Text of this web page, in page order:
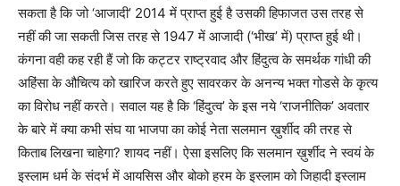
सकता है कि जो ‘आजादी’ 2014 में प्राप्त हुई है उसकी हिफाजत उस तरह से
नहीं की जा सकती जिस तरह से 1947 में आजादी (‘भीख’ में) प्राप्त हुई थी।
कंगना वही कह रही हैं जो कि कट्टर राष्ट्रवाद और हिंदुत्व के समर्थक गांधी की
अहिंसा के औचित्य को खारिज करते हुए सावरकर के अनन्य भक्त गोडसे के कृत्य
का विरोध नहीं करते। सवाल यह है कि ‘हिंदुत्व’ के इस नये ‘राजनीतिक’ अवतार
के बारे में क्या कभी संघ या भाजपा का कोई नेता सलमान ख़ुर्शीद की तरह से
किताब लिखना चाहेगा? शायद नहीं। ऐसा इसलिए कि सलमान ख़ुर्शीद ने स्वयं के
इस्लाम धर्म के संदर्भ में आयसिस और बोको हरम के इस्लाम को जिहादी इस्लाम